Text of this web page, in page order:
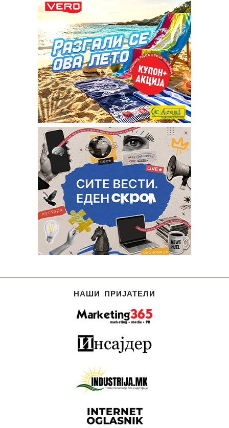
НАШИ ПРИЈАТЕЛИ